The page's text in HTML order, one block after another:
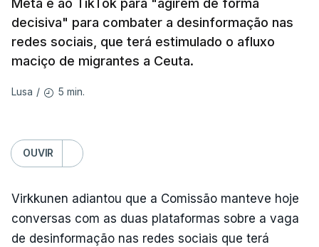
Os primeiros ataques, ocorridos na noite de 17 para
18 de julho, fizeram oito mortos e quase 90 feridos
em instalações nas regiões de Moscovo e Tambov
(centro-oeste).
Desde então, ataques de drones ucranianos
(noroeste), Simferopol (na Crimeia), Krasnodar e
Volgogrado (sul) e também Samara (na margem
Mais de quatro anos após o início da ofensiva
russa em larga escala contra a Ucrânia, a
Meta e ao TikTok para "agirem de forma
decisiva" para combater a desinformação nas
redes sociais, que terá estimulado o afluxo
maciço de migrantes a Ceuta.
Lusa / 5 min.
OUVIR
Virkkunen adiantou que a Comissão manteve hoje
conversas com as duas plataformas sobre a vaga
de desinformação nas redes sociais que terá